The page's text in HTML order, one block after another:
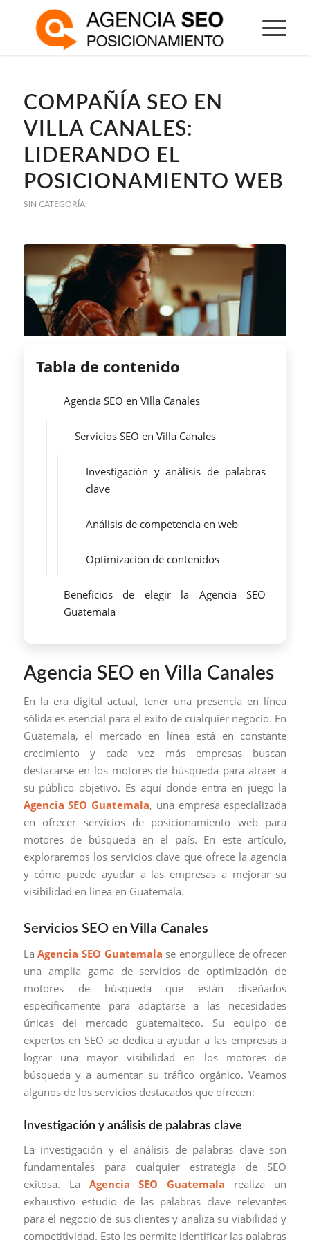
COMPAÑÍA SEO EN
VILLA CANALES:
LIDERANDO EL
POSICIONAMIENTO WEB
SIN CATEGORÍA
Tabla de contenido
Agencia SEO en Villa Canales
Servicios SEO en Villa Canales
Investigación y análisis de palabras
clave
Análisis de competencia en web
Optimización de contenidos
Beneficios de elegir la Agencia SEO
Guatemala
Agencia SEO en Villa Canales
En la era digital actual, tener una presencia en línea
sólida es esencial para el éxito de cualquier negocio. En
Guatemala, el mercado en línea está en constante
crecimiento y cada vez más empresas buscan
destacarse en los motores de búsqueda para atraer a
su público objetivo. Es aquí donde entra en juego la
Agencia SEO Guatemala, una empresa especializada
en ofrecer servicios de posicionamiento web para
motores de búsqueda en el país. En este artículo,
exploraremos los servicios clave que ofrece la agencia
y cómo puede ayudar a las empresas a mejorar su
visibilidad en línea en Guatemala.
Servicios SEO en Villa Canales
LaAgencia SEO Guatemala se enorgullece de ofrecer
una amplia gama de servicios de optimización de
motores de búsqueda que están diseñados
específicamente para adaptarse a las necesidades
únicas del mercado guatemalteco. Su equipo de
expertos en SEO se dedica a ayudar a las empresas a
lograr una mayor visibilidad en los motores de
búsqueda y a aumentar su tráfico orgánico. Veamos
algunos de los servicios destacados que ofrecen:
Investigación y análisis de palabras clave
La investigación y el análisis de palabras clave son
fundamentales para cualquier estrategia de SEO
exitosa. La Agencia SEO Guatemala realiza un
exhaustivo estudio de las palabras clave relevantes
para el negocio de sus clientes y analiza su viabilidad y
competitividad. Esto les permite identificar las palabras